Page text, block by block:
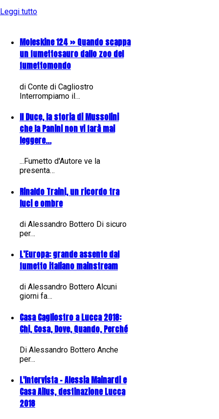
Leggi tutto
Moleskine 124 » Quando scappa
un fumettosauro dallo zoo del
fumettomondo
di Conte di Cagliostro
Interrompiamo il…
Il Duce, la storia di Mussolini
che la Panini non vi farà mai
leggere...
...Fumetto d'Autore ve la
presenta…
Rinaldo Traini, un ricordo tra
luci e ombre
di Alessandro Bottero Di sicuro
per…
L’Europa: grande assente dal
fumetto italiano mainstream
di Alessandro Bottero Alcuni
giorni fa…
Casa Cagliostro a Lucca 2018:
Chi, Cosa, Dove, Quando, Perché
Di Alessandro Bottero Anche
per…
L'Intervista - Alessia Mainardi e
Casa Ailus, destinazione Lucca
2018